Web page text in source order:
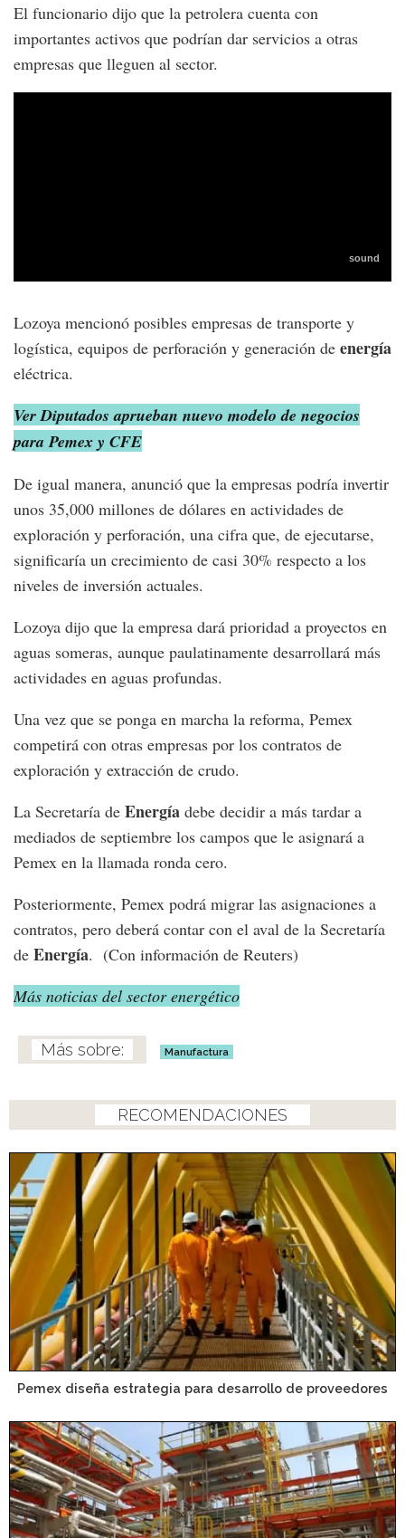
El funcionario dijo que la petrolera cuenta con
importantes activos que podrían dar servicios a otras
empresas que lleguen al sector.
Lozoya mencionó posibles empresas de transporte y
logística, equipos de perforación y generación de energía
eléctrica.
Ver Diputados aprueban nuevo modelo de negocios
para Pemex y CFE
De igual manera, anunció que la empresas podría invertir
unos 35,000 millones de dólares en actividades de
exploración y perforación, una cifra que, de ejecutarse,
significaría un crecimiento de casi 30% respecto a los
niveles de inversión actuales.
Lozoya dijo que la empresa dará prioridad a proyectos en
aguas someras, aunque paulatinamente desarrollará más
actividades en aguas profundas.
Una vez que se ponga en marcha la reforma, Pemex
competirá con otras empresas por los contratos de
exploración y extracción de crudo.
La Secretaría de Energía debe decidir a más tardar a
mediados de septiembre los campos que le asignará a
Pemex en la llamada ronda cero.
Posteriormente, Pemex podrá migrar las asignaciones a
contratos, pero deberá contar con el aval de la Secretaría
de Energía. (Con información de Reuters)
Más noticias del sector energético
Manufactura
RECOMENDACIONES
Pemex diseña estrategia para desarrollo de proveedores